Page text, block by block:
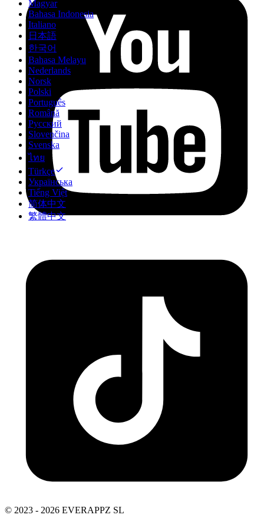
Magyar
Bahasa Indonesia
Italiano
日本語
한국어
Bahasa Melayu
Nederlands
Norsk
Polski
Português
Română
Русский
Slovenčina
Svenska
ไทย
Türkçe
Українська
Tiếng Việt
简体中文
繁體中文
© 2023 - 2026 EVERAPPZ SL